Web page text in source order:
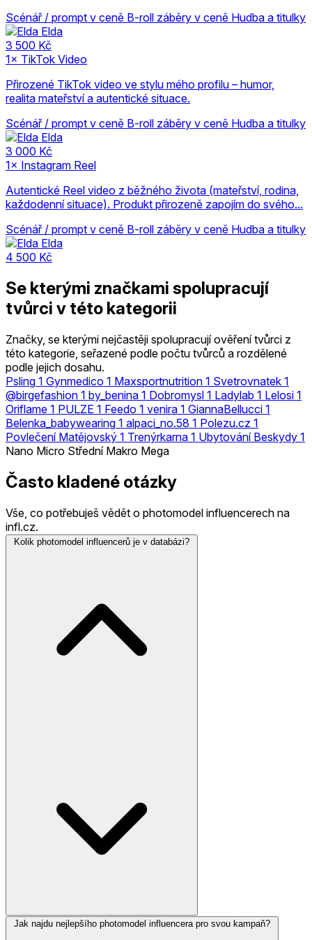
Scénář / prompt v ceně B-roll záběry v ceně Hudba a titulky
Elda
3 500 Kč
1× TikTok Video
Přirozené TikTok video ve stylu mého profilu – humor,
realita mateřství a autentické situace.
Scénář / prompt v ceně B-roll záběry v ceně Hudba a titulky
Elda
3 000 Kč
1× Instagram Reel
Autentické Reel video z běžného života (mateřství, rodina,
každodenní situace). Produkt přirozeně zapojím do svého...
Scénář / prompt v ceně B-roll záběry v ceně Hudba a titulky
Elda
4 500 Kč
Se kterými značkami spolupracují
tvůrci v této kategorii
Značky, se kterými nejčastěji spolupracují ověření tvůrci z
této kategorie, seřazené podle počtu tvůrců a rozdělené
podle jejich dosahu.
Psling 1 Gynmedico 1 Maxsportnutrition 1 Svetrovnatek 1
@birgefashion 1 by_benina 1 Dobromysl 1 Ladylab 1 Lelosi 1
Oriflame 1 PULZE 1 Feedo 1 venira 1 GiannaBellucci 1
Belenka_babywearing 1 alpaci_no.58 1 Polezu.cz 1
Povlečení Matějovský 1 Trenýrkarna 1 Ubytování Beskydy 1
Nano Micro Střední Makro Mega
Často kladené otázky
Vše, co potřebuješ vědět o photomodel influencerech na
infl.cz.
Kolik photomodel influencerů je v databázi?
Jak najdu nejlepšího photomodel influencera pro svou kampaň?